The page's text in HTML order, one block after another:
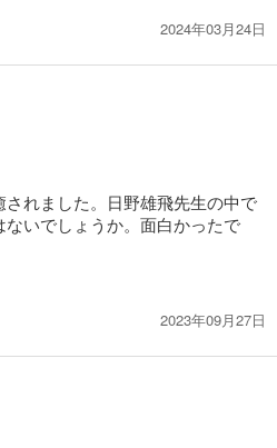
2024年03月24日
れました。日野雄飛先生の中で
いでしょうか。面白かったで
2023年09月27日